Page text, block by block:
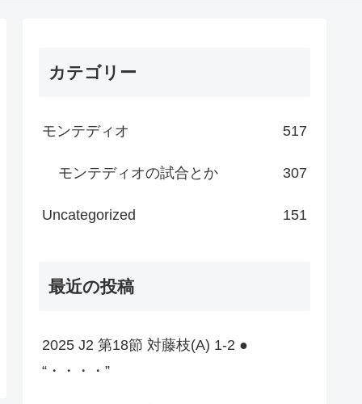
カテゴリー
モンテディオ 517
モンテディオの試合とか 307
Uncategorized 151
最近の投稿
2025 J2 第18節 対藤枝(A) 1-2 ●
“・・・・”